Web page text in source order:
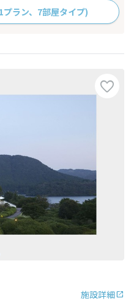
プラン、7部屋タイプ)
施設詳細